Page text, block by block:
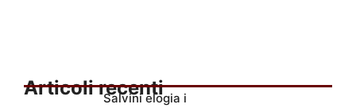
Articoli recenti
Salvini elogia i